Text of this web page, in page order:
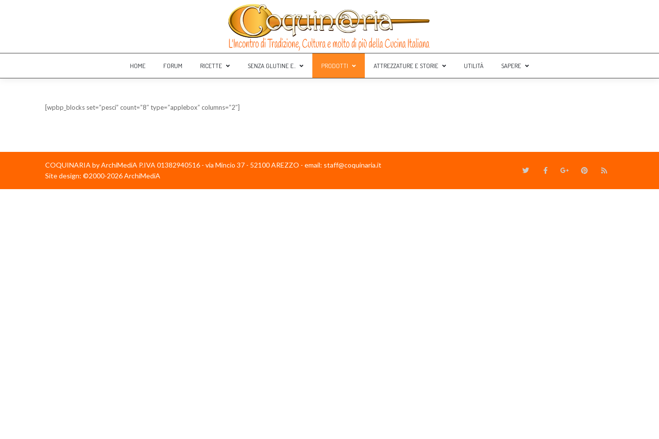
HOME FORUM RICETTE SENZA GLUTINE E.. PRODOTTI ATTREZZATURE E STORIE UTILITÀ SAPERE
[wpbp_blocks set=”pesci” count=”8″ type=”applebox” columns=”2″]
COQUINARIA by ArchiMediA P.IVA 01382940516 - via Mincio 37 - 52100 AREZZO - email: staff@coquinaria.it
Site design: ©2000-2026 ArchiMediA